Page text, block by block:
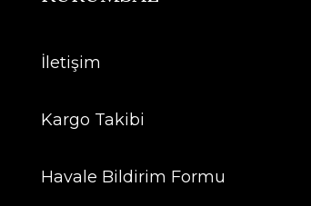
İletişim
Kargo Takibi
Havale Bildirim Formu